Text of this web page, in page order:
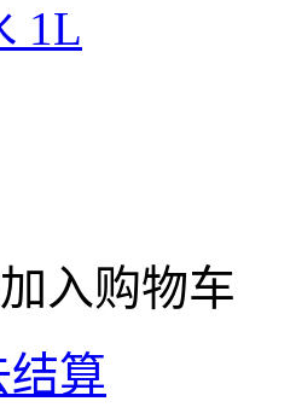
1L
入购物车
结算